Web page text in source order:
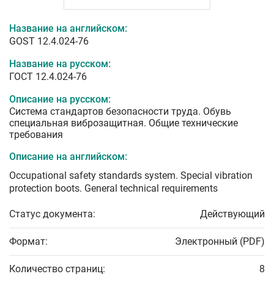
Название на английском:
GOST 12.4.024-76
Название на русском:
ГОСТ 12.4.024-76
Описание на русском:
Система стандартов безопасности труда. Обувь
специальная виброзащитная. Общие технические
требования
Описание на английском:
Occupational safety standards system. Special vibration
protection boots. General technical requirements
Статус документа: Действующий
Формат: Электронный (PDF)
Количество страниц: 8